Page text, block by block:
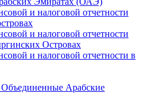
и налоговой отчетности
и налоговой отчетности
Островах
и налоговой отчетности в
Арабские